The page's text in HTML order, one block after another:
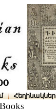
Հեղինակներ